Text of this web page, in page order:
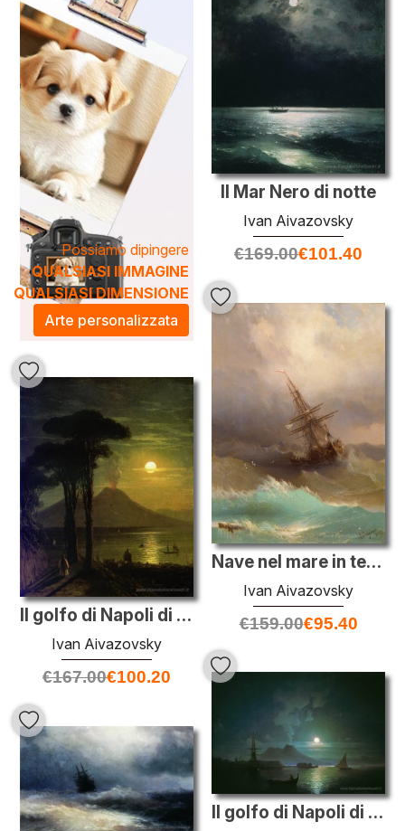
finestre su mondi marini che possono trasformare ogni
spazio. Aggiungere un dipinto di Aivazovsky alla tua casa
o al tuo ufficio significa arricchire l'ambiente con la
bellezza senza tempo del mare, conferendo un'atmosfera
di calma e meraviglia. Scopri la nostra collezione e porta
l'arte di Aivazovsky nel tuo spazio.
Possiamo dipingere
QUALSIASI IMMAGINE
QUALSIASI DIMENSIONE
Arte personalizzata
Il Mar Nero di notte
Ivan Aivazovsky
€169.00€101.40
Nave nel mare in tempesta
Ivan Aivazovsky
€159.00€95.40
Il golfo di Napoli di notte illuminata dalla luna. Vesuvio
Ivan Aivazovsky
€167.00€100.20
Il golfo di Napoli di notte illuminata dalla luna. Vesuvio